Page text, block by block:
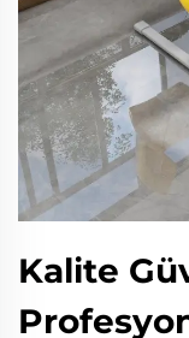
Kalite